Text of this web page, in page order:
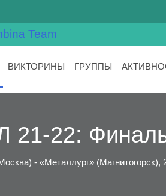
ВИКТОРИНЫ ГРУППЫ
21-22:
- «Металлург» (Магнитогорск),